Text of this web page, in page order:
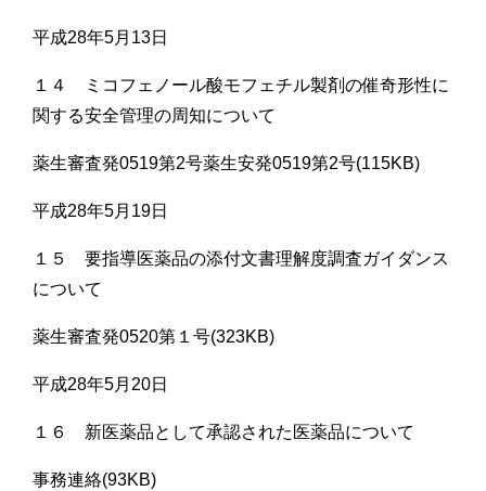
平成28年5月13日
１４ ミコフェノール酸モフェチル製剤の催奇形性に
関する安全管理の周知について
薬生審査発0519第2号薬生安発0519第2号(115KB)
平成28年5月19日
１５ 要指導医薬品の添付文書理解度調査ガイダンス
について
薬生審査発0520第１号(323KB)
平成28年5月20日
１６ 新医薬品として承認された医薬品について
事務連絡(93KB)